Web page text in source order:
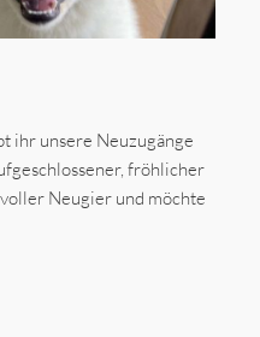
ihr unsere Neuzugänge
fröhlicher
Neugier und möchte